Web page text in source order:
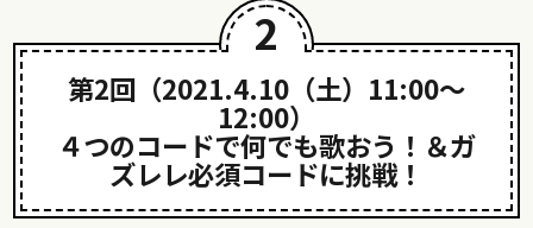
2
第2回（2021.4.10（土）11:00〜
12:00）
４つのコードで何でも歌おう！＆ガ
ズレレ必須コードに挑戦！